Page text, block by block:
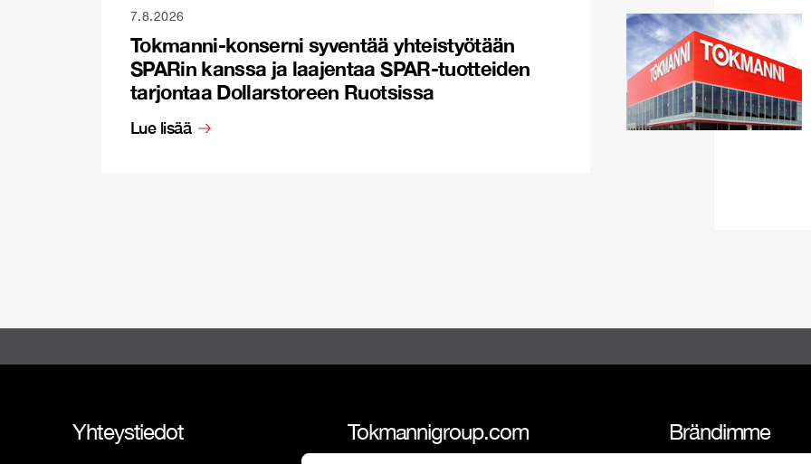
7.8.2026
Tokmanni-konserni syventää yhteistyötään
SPARin kanssa ja laajentaa SPAR-tuotteiden
tarjontaa Dollarstoreen Ruotsissa
Lue lisää
Yhteystiedot Tokmannigroup.com Brändimme